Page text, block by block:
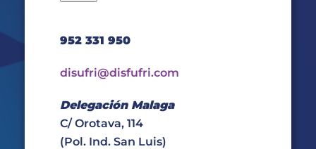
952 331 950
disufri@disfufri.com
Delegación Malaga
C/ Orotava, 114
(Pol. Ind. San Luis)